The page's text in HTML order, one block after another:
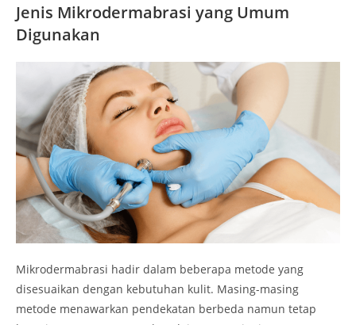
Jenis Mikrodermabrasi yang Umum
Digunakan
Mikrodermabrasi hadir dalam beberapa metode yang
disesuaikan dengan kebutuhan kulit. Masing-masing
metode menawarkan pendekatan berbeda namun tetap